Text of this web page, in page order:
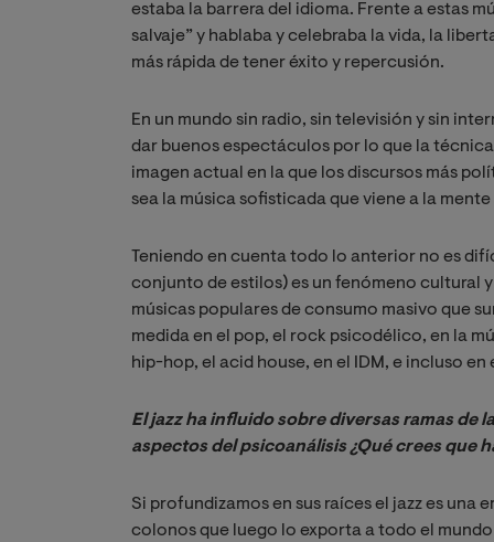
estaba la barrera del idioma. Frente a estas
salvaje” y hablaba y celebraba la vida, la
más rápida de tener éxito y repercusión.
En un mundo sin radio, sin televisión y sin
dar buenos espectáculos por lo que la
imagen actual en la que los discursos más
sea la música sofisticada que viene a la
Teniendo en cuenta todo lo anterior no es
conjunto de estilos) es un fenómeno cultural
músicas populares de consumo masivo que
medida en el pop, el rock psicodélico, en la
hip-hop, el acid house, en el IDM, e incluso
El jazz ha influido sobre diversas ramas de
aspectos del psicoanálisis ¿Qué crees que
Si profundizamos en sus raíces el jazz es una
colonos que luego lo exporta a todo el